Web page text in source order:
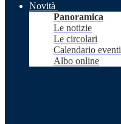
Novità
Panoramica
Le notizie
Le circolari
Calendario eventi
Albo online